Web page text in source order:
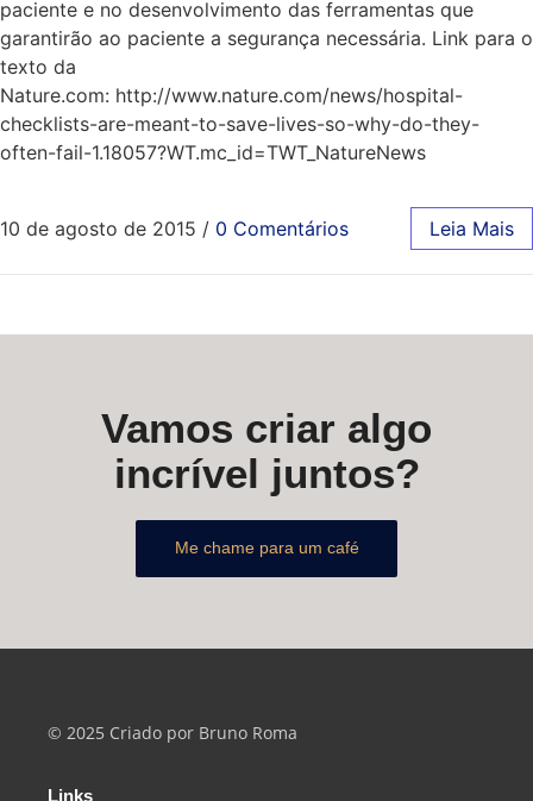
paciente e no desenvolvimento das ferramentas que
garantirão ao paciente a segurança necessária. Link para o
texto da
Nature.com: http://www.nature.com/news/hospital-
checklists-are-meant-to-save-lives-so-why-do-they-
often-fail-1.18057?WT.mc_id=TWT_NatureNews
10 de agosto de 2015 / 0 Comentários Leia Mais
Vamos criar algo
incrível juntos?
Me chame para um café
© 2025 Criado por Bruno Roma
Links